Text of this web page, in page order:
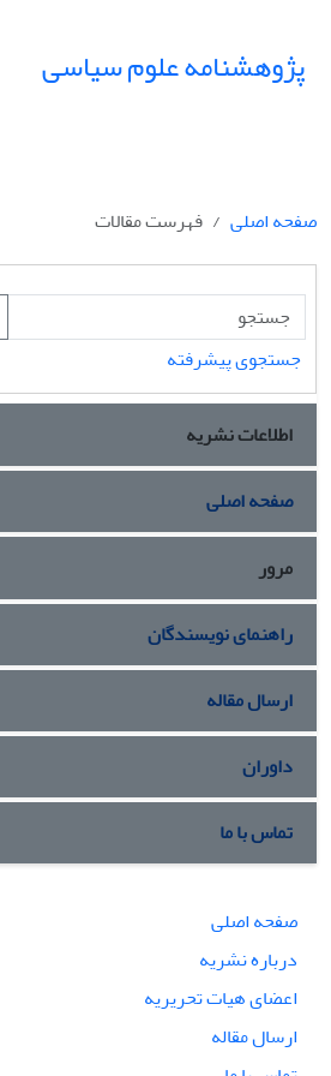
پژوهشنامه علوم سیاسی
صفحه اصلی
فهرست مقالات
جستجوی پیشرفته
اطلاعات نشریه
صفحه اصلی
مرور
راهنمای نویسندگان
ارسال مقاله
داوران
تماس با ما
صفحه اصلی
درباره نشریه
اعضای هیات تحریریه
ارسال مقاله